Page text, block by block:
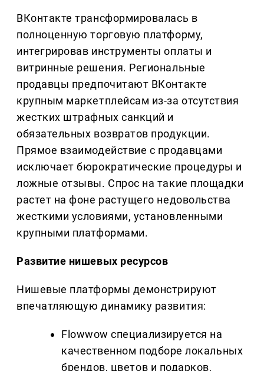
ВКонтакте трансформировалась в
полноценную торговую платформу,
интегрировав инструменты оплаты и
витринные решения. Региональные
продавцы предпочитают ВКонтакте
крупным маркетплейсам из-за отсутствия
жестких штрафных санкций и
обязательных возвратов продукции.
Прямое взаимодействие с продавцами
исключает бюрократические процедуры и
ложные отзывы. Спрос на такие площадки
растет на фоне растущего недовольства
жесткими условиями, установленными
крупными платформами.
Развитие нишевых ресурсов
Нишевые платформы демонстрируют
впечатляющую динамику развития:
Flowwow специализируется на
качественном подборе локальных
брендов, цветов и подарков,